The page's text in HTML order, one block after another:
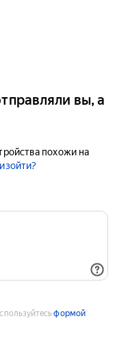
вы, а
похожи на
формой